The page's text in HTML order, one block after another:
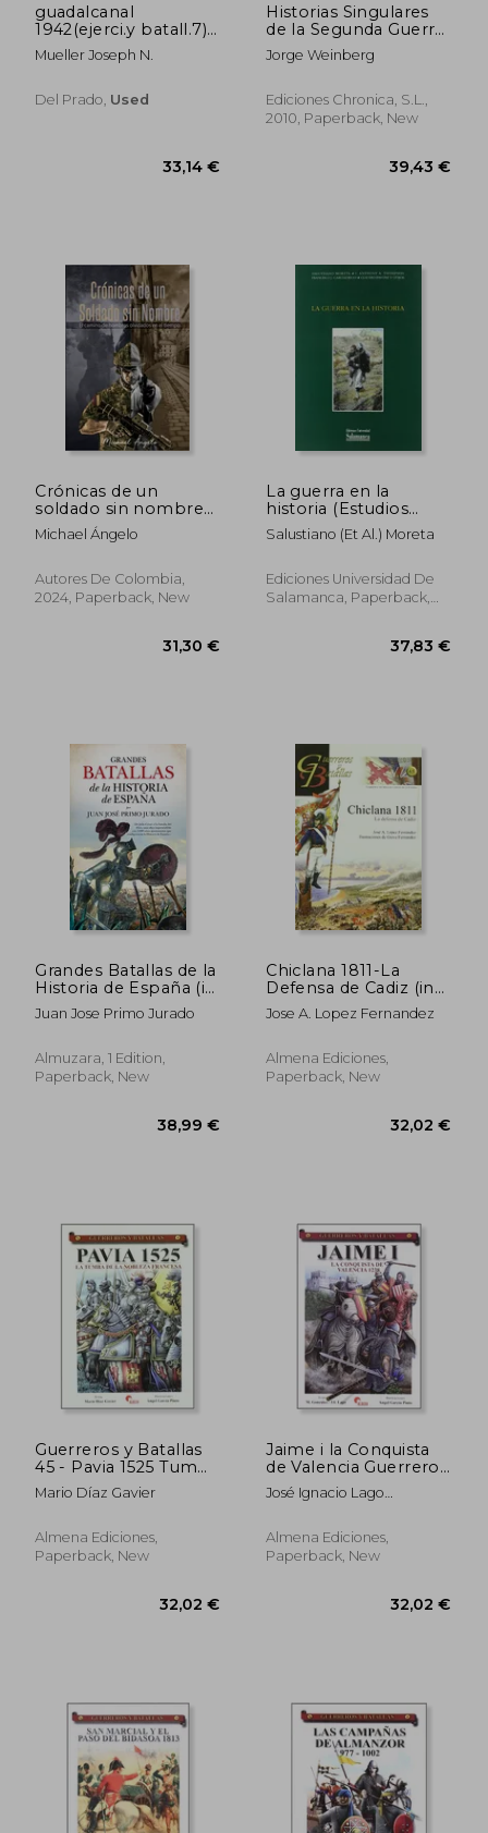
guadalcanal
1942(ejerci.y batall.7)
(in Spanish)
Mueller Joseph N.
Del Prado, Used
33,14 €
Historias Singulares
de la Segunda Guerra
Mundial (in Spanish)
Jorge Weinberg
Ediciones Chronica, S.L.,
2010, Paperback, New
Crónicas de un
soldado sin nombre
(in Spanish)
Michael Ángelo
Autores De Colombia,
2024, Paperback, New
La guerra en la
historia (Estudios
históricos y
geográficos) (in
Salustiano (et Al.) Moreta
Ediciones Universidad De
Salamanca, Paperback,
Grandes Batallas de la
Historia de España (in
Spanish)
Juan Jose Primo Jurado
Almuzara, 1 Edition,
Paperback, New
38,99 €
Chiclana 1811-La
Defensa de Cadiz (in
Spanish)
Jose A. Lopez Fernandez
Almena Ediciones,
Paperback, New
Guerreros y Batallas
45 - Pavia 1525 Tumba
Nobleza Francesa (in
Spanish)
Mario Díaz Gavier
Almena Ediciones,
Paperback, New
Jaime i la Conquista
de Valencia Guerreros
y Batallas 51 (in
Spanish)
José Ignacio Lago
Pérez
Almena Ediciones,
Paperback, New